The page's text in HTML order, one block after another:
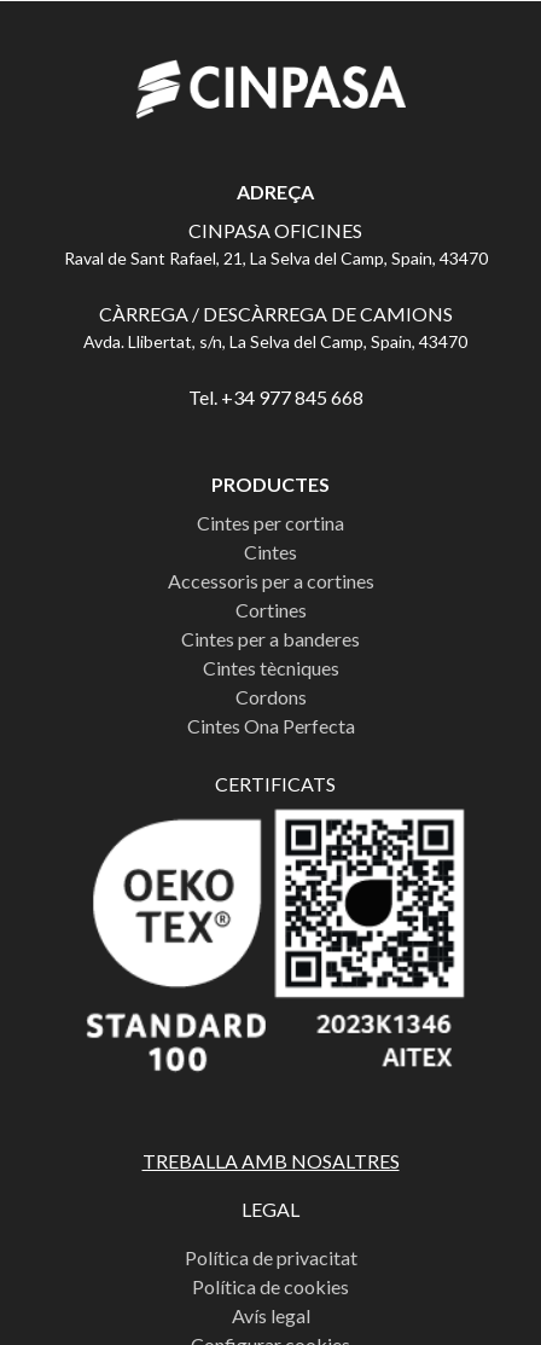
ADREÇA
CINPASA OFICINES
Raval de Sant Rafael, 21, La Selva del Camp, Spain, 43470
CÀRREGA / DESCÀRREGA DE CAMIONS
Avda. Llibertat, s/n, La Selva del Camp, Spain, 43470
Tel. +34 977 845 668
PRODUCTES
Cintes per cortina
Cintes
Accessoris per a cortines
Cortines
Cintes per a banderes
Cintes tècniques
Cordons
Cintes Ona Perfecta
CERTIFICATS
TREBALLA AMB NOSALTRES
LEGAL
Política de privacitat
Política de cookies
Avís legal